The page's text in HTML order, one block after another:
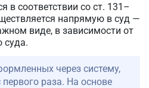
соответствии со ст. 131–
напрямую в суд —
виде, в зависимости от
суда.
через систему,
раза. На основе